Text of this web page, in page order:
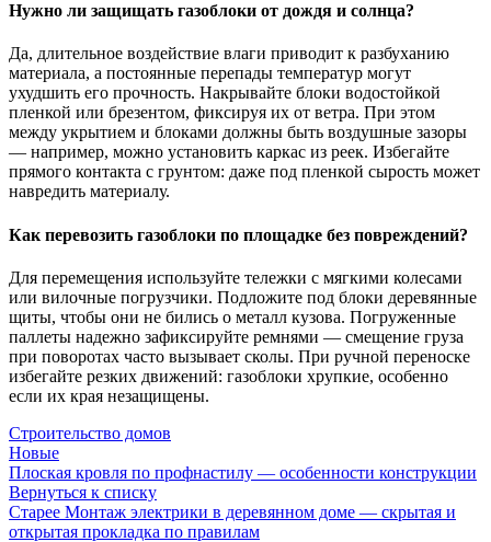
Нужно ли защищать газоблоки от дождя и солнца?
Да, длительное воздействие влаги приводит к разбуханию
материала, а постоянные перепады температур могут
ухудшить его прочность. Накрывайте блоки водостойкой
пленкой или брезентом, фиксируя их от ветра. При этом
между укрытием и блоками должны быть воздушные зазоры
— например, можно установить каркас из реек. Избегайте
прямого контакта с грунтом: даже под пленкой сырость может
навредить материалу.
Как перевозить газоблоки по площадке без повреждений?
Для перемещения используйте тележки с мягкими колесами
или вилочные погрузчики. Подложите под блоки деревянные
щиты, чтобы они не бились о металл кузова. Погруженные
паллеты надежно зафиксируйте ремнями — смещение груза
при поворотах часто вызывает сколы. При ручной переноске
избегайте резких движений: газоблоки хрупкие, особенно
если их края незащищены.
Строительство домов
Новые
Плоская кровля по профнастилу — особенности конструкции
Вернуться к списку
Старее Монтаж электрики в деревянном доме — скрытая и
открытая прокладка по правилам